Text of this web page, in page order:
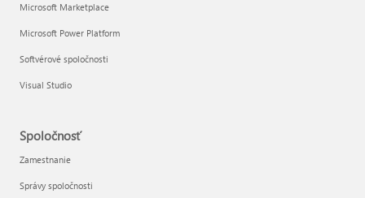
Microsoft Marketplace
Microsoft Power Platform
Softvérové spoločnosti
Visual Studio
Spoločnosť
Zamestnanie
Správy spoločnosti